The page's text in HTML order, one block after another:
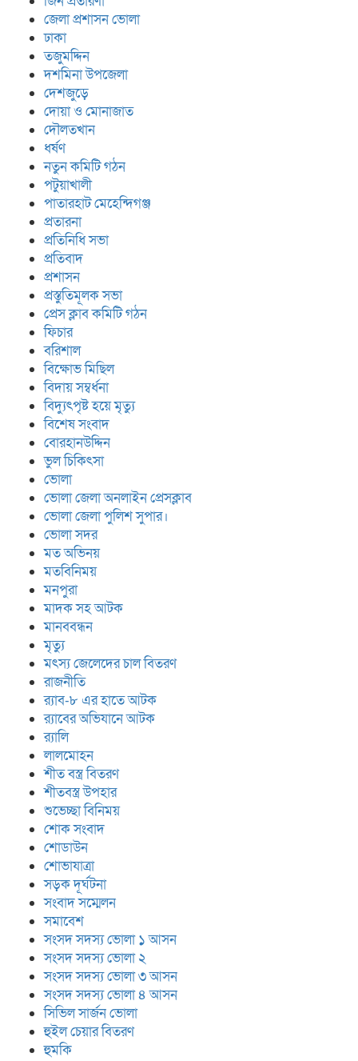
জেলা প্রশাসন ভোলা
ঢাকা
তজুমদ্দিন
দশমিনা উপজেলা
দেশজুড়ে
দোয়া ও মোনাজাত
দৌলতখান
ধর্ষণ
নতুন কমিটি গঠন
পটুয়াখালী
পাতারহাট মেহেন্দিগঞ্জ
প্রতারনা
প্রতিনিধি সভা
প্রতিবাদ
প্রশাসন
প্রস্তুতিমূলক সভা
প্রেস ক্লাব কমিটি গঠন
ফিচার
বরিশাল
বিক্ষোভ মিছিল
বিদায় সম্বর্ধনা
বিদ্যুৎপৃষ্ট হয়ে মৃত্যু
বিশেষ সংবাদ
বোরহানউদ্দিন
ভুল চিকিৎসা
ভোলা
ভোলা জেলা অনলাইন প্রেসক্লাব
ভোলা জেলা পুলিশ সুপার।
ভোলা সদর
মত অভিনয়
মতবিনিময়
মনপুরা
মাদক সহ আটক
মানববন্ধন
মৃত্যু
মৎস্য জেলেদের চাল বিতরণ
রাজনীতি
র‍্যাব-৮ এর হাতে আটক
র‍্যাবের অভিযানে আটক
র‍্যালি
লালমোহন
শীত বস্ত্র বিতরণ
শীতবস্ত্র উপহার
শুভেচ্ছা বিনিময়
শোক সংবাদ
শোডাউন
শোভাযাত্রা
সড়ক দূর্ঘটনা
সংবাদ সম্মেলন
সমাবেশ
সংসদ সদস্য ভোলা ১ আসন
সংসদ সদস্য ভোলা ২
সংসদ সদস্য ভোলা ৩ আসন
সংসদ সদস্য ভোলা ৪ আসন
সিভিল সার্জন ভোলা
হুইল চেয়ার বিতরণ
হুমকি